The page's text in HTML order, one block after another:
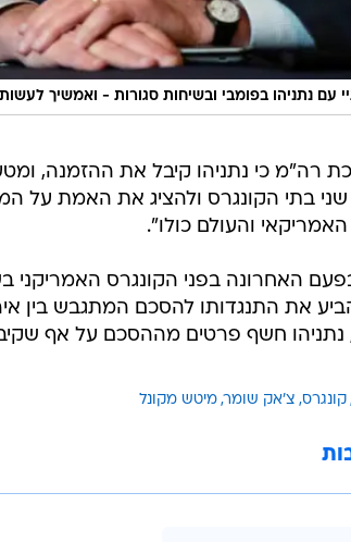
עם נתניהו בפומבי ובשיחות סגורות - ואמשיך
רה"מ כי נתניהו קיבל את ההזמנה,
שני בתי הקונגרס ולהציג את האמת על
האמריקאי והעולם כולו".
את התנגדותו להסכם המתגבש בין
נתניהו חשף פרטים מההסכם על אף
קונגרס צ'אק שומר מיטש מקונל